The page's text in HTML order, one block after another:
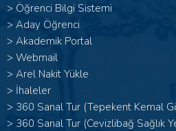
> Öğrenci Bilgi Sistemi
> Aday Öğrenci
> Akademik Portal
> Webmail
> Arel Nakit Yükle
> İhaleler
> 360 Sanal Tur (Tepekent Kemal
> 360 Sanal Tur (Cevizlibağ Sağlık